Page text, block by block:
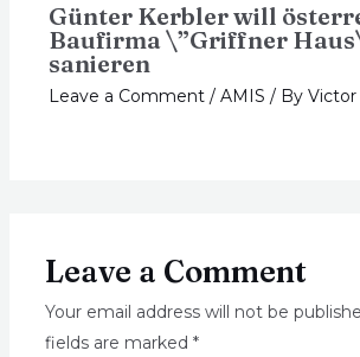
Günter Kerbler will
Baufirma \”Griffner
sanieren
Leave a Comment /AMIS / By
Leave a Comment
Your email address will not be
fields are marked *